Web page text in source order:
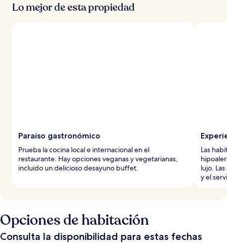
Lo mejor de esta propiedad
Paraíso gastronómico
Prueba la cocina local e internacional en el
restaurante. Hay opciones veganas y vegetarianas,
incluido un delicioso desayuno buffet.
Las
lujo.
y el
Opciones de habitación
Consulta la disponibilidad para estas fechas